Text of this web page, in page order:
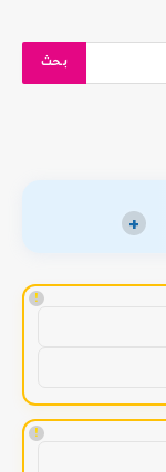
+
!
!